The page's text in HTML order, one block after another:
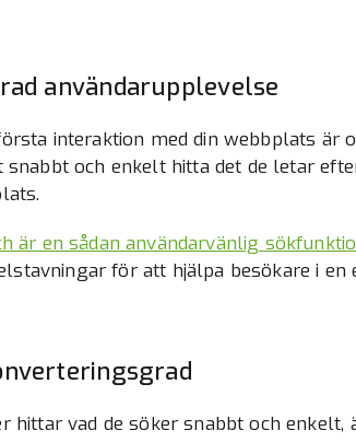
användarupplevelse
interaktion med din webbplats
snabbt och enkelt hitta det de letar
är en sådan användarvänlig
för att hjälpa besökare i
hittar vad de söker snabbt och